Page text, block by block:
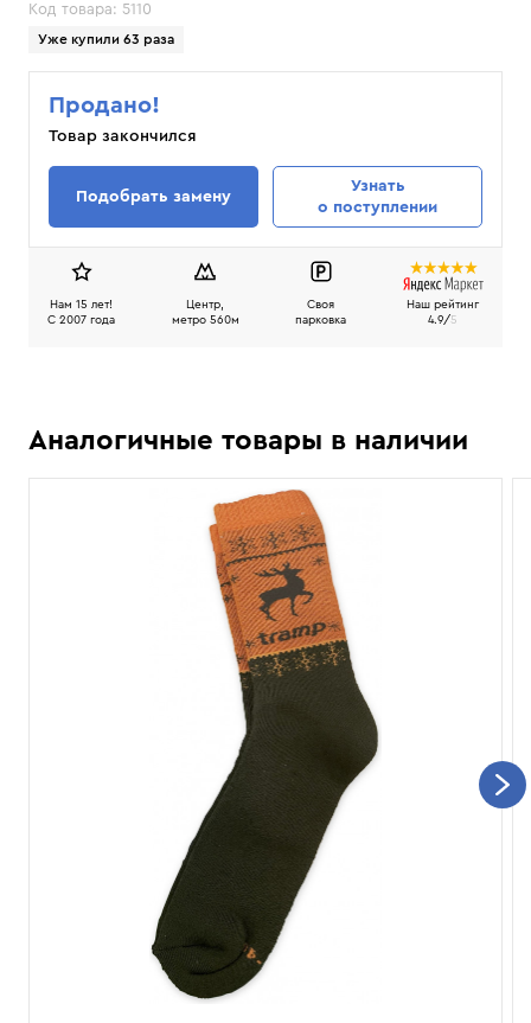
Код товара: 5110
Уже купили 63 раза
Продано!
Товар закончился
Подобрать замену
Узнать
о поступлении
Нам 15 лет!
C 2007 года
Центр,
метро 560м
Своя
парковка
Наш рейтинг
4.9/5
Аналогичные товары в наличии